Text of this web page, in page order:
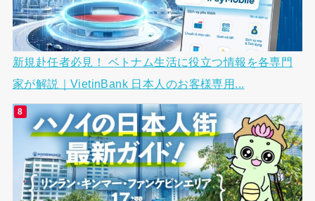
新規赴任者必見！ ベトナム生活に役立つ情報を各専門
家が解説｜VietinBank 日本人のお客様専用...